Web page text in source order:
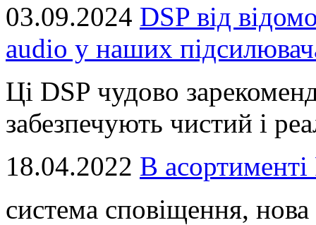
03.09.2024 DSP від
audio у наших
Ці DSP чудово
забезпечують чистий і
18.04.2022 В
система сповіщення,